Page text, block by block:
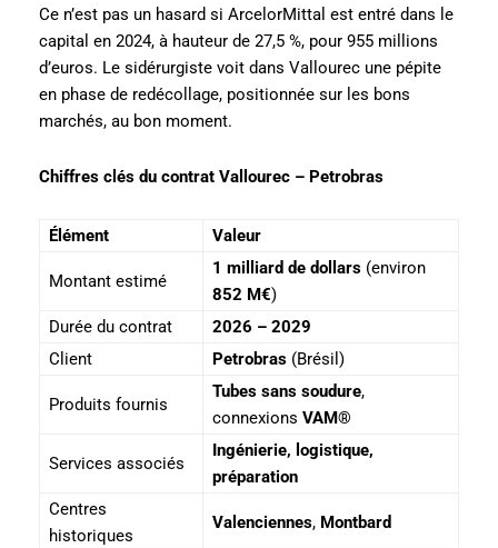
Ce n’est pas un hasard si ArcelorMittal est entré dans le
capital en 2024, à hauteur de 27,5 %, pour 955 millions
d’euros. Le sidérurgiste voit dans Vallourec une pépite
en phase de redécollage, positionnée sur les bons
marchés, au bon moment.
Chiffres clés du contrat Vallourec – Petrobras
Élément Valeur
Montant estimé
1 milliard de dollars (environ
852 M€)
Durée du contrat
2026 – 2029
Client
Petrobras (Brésil)
Produits fournis
Tubes sans soudure,
connexions VAM®
Services associés
Ingénierie, logistique,
préparation
Centres
historiques
Valenciennes, Montbard